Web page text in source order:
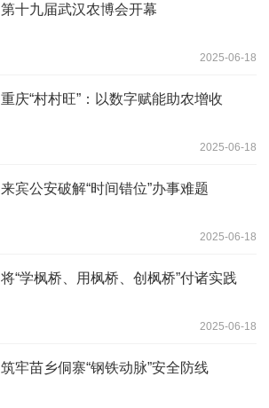
第十九届武汉农博会开幕
2025-06-18
重庆“村村旺”：以数字赋能助农增收
2025-06-18
来宾公安破解“时间错位”办事难题
2025-06-18
将“学枫桥、用枫桥、创枫桥”付诸实践
2025-06-18
筑牢苗乡侗寨“钢铁动脉”安全防线